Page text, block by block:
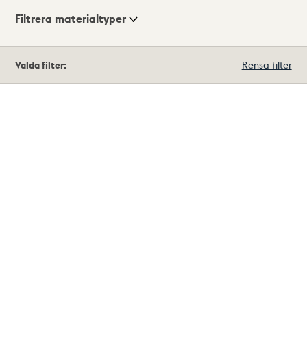
Visningsläge
Filtrera materialtyper
träffar
Valda filter: Rensa filter